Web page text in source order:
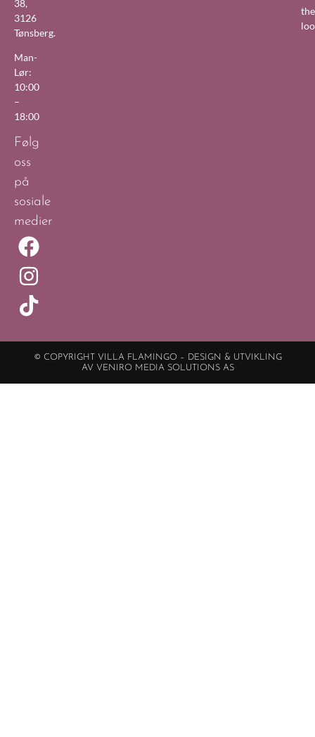
38,
3126
Tønsberg.
Man-
Lør:
10:00
–
18:00
Følg
oss
på
sosiale
medier
the
© COPYRIGHT VILLA FLAMINGO – DESIGN & UTVIKLING
AV VENIRO MEDIA SOLUTIONS AS